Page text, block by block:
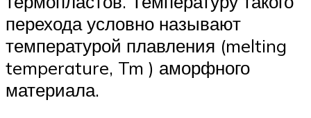
перехода условно называют
температурой плавления (melting
temperature, Tm ) аморфного
материала.